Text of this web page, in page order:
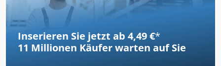
Inserieren Sie jetzt ab 4,49 €*
11 Millionen Käufer warten auf Sie